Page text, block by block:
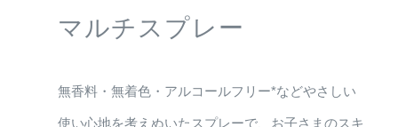
マルチスプレー
無香料・無着色・アルコールフリー*などやさしい
使い心地を考えぬいたスプレーで、お子さまのスキ